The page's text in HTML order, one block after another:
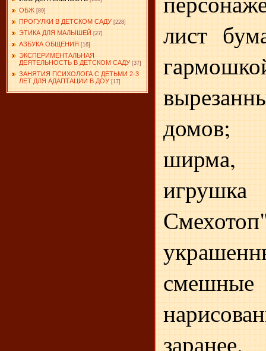
ОБЖ [89]
ПРОГУЛКИ В ДЕТСКОМ САДУ [228]
ЭТИКА ДЛЯ МАЛЫШЕЙ [27]
АЗБУКА ОБЩЕНИЯ [16]
ЭКСПЕРИМЕНТАЛЬНАЯ
ДЕЯТЕЛЬНОСТЬ В ДЕТСКОМ САДУ [37]
ЗАНЯТИЯ ПСИХОЛОГА С ДЕТЬМИ 2-3
ЛЕТ ДЛЯ АДАПТАЦИИ В ДОУ [17]
лист
домов;
ширма,
заранее.